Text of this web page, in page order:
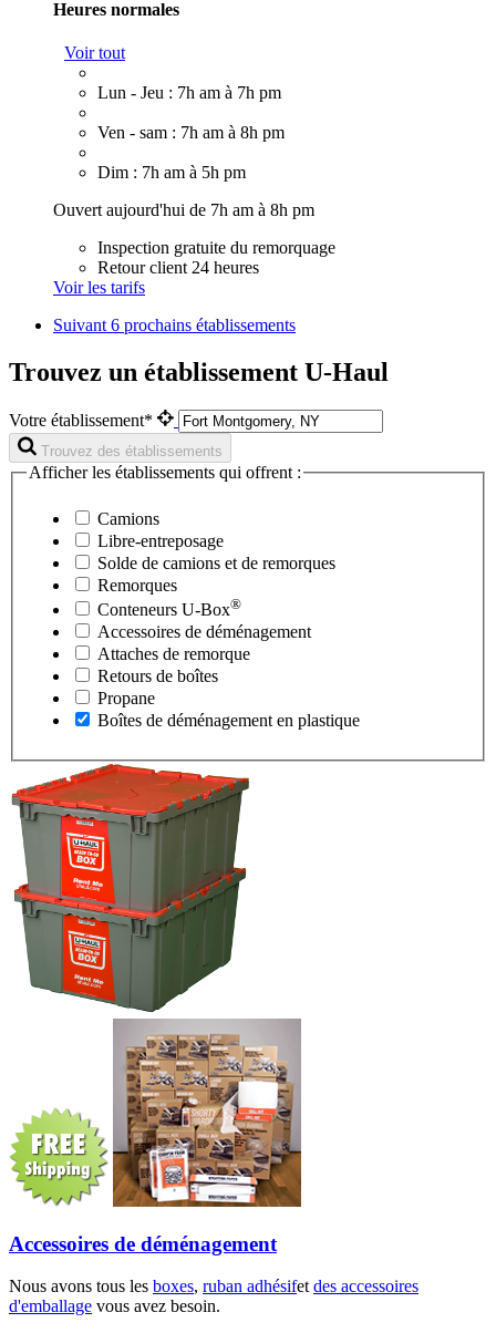
Heures normales
Voir tout
Lun - Jeu : 7h am à 7h pm
Ven - sam : 7h am à 8h pm
Dim : 7h am à 5h pm
Ouvert aujourd'hui de 7h am à 8h pm
Inspection gratuite du remorquage
Retour client 24 heures
Voir les tarifs
Suivant6 prochains établissements
Trouvez un établissement U-Haul
Votre établissement*
Trouvez des établissements
Afficher les établissements qui offrent :
Camions
Libre-entreposage
Solde de camions et de remorques
Remorques
Conteneurs U-Box®
Accessoires de déménagement
Attaches de remorque
Retours de boîtes
Propane
Boîtes de déménagement en plastique
Accessoires de déménagement
Nous avons tous les boxes, ruban adhésifet des accessoires
d'emballage vous avez besoin.